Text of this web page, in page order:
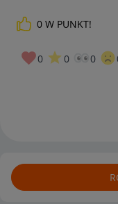
0 W PUNKT!
0 0 0